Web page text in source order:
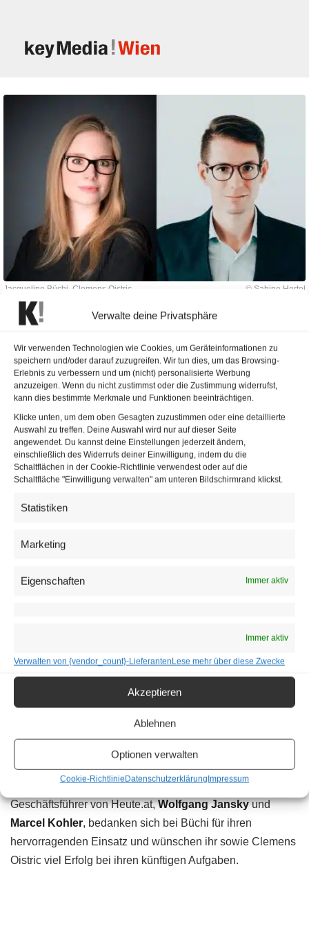
Verwalte deine Privatsphäre
Wir verwenden Technologien wie Cookies, um Geräteinformationen zu
speichern und/oder darauf zuzugreifen. Wir tun dies, um das Browsing-
Erlebnis zu verbessern und um (nicht) personalisierte Werbung
anzuzeigen. Wenn du nicht zustimmst oder die Zustimmung widerrufst,
kann dies bestimmte Merkmale und Funktionen beeinträchtigen.
Klicke unten, um dem oben Gesagten zuzustimmen oder eine detaillierte
Auswahl zu treffen. Deine Auswahl wird nur auf dieser Seite
angewendet. Du kannst deine Einstellungen jederzeit ändern,
einschließlich des Widerrufs deiner Einwilligung, indem du die
Schaltflächen in der Cookie-Richtlinie verwendest oder auf die
Schaltfläche "Einwilligung verwalten" am unteren Bildschirmrand klickst.
Statistiken
Marketing
Eigenschaften Immer aktiv
Immer aktiv
Verwalten von {vendor_count}-LieferantenLese mehr über diese Zwecke
Akzeptieren
Ablehnen
Optionen verwalten
Cookie-RichtlinieDatenschutzerklärungImpressum
Jacqueline Büchi, Clemens Oistric © Sabine Hertel
Wechsel in der
Chefredaktion von
heute.at
8. November 2019 / inMedien / vonRedaktion
Das Newsportals Heute.at meldet einen Wechsel in der
Chefredaktion. Auf eigenem Wunsch verlässtJacqueline
Der war bislang als Chefreporter im Verlag tätig und rückt
Nachrichtenquelle festlegen
Die scheidende Chefredakteurin Jacqueline Büchi hatte
um die Redaktionsabläufe zu optimieren und mit neuen
Formaten für frischen Wind zu sorgen.
Jacqueline Büchi kehrt im Januar 2020 auf eigenen
Wunsch in die Schweiz zurück, wo sie eine neue Funktion
innerhalb derMediengruppe Tamediaübernimmt. Die Co-
Geschäftsführer von Heute.at,Wolfgang Janskyund
Marcel Kohler, bedanken sich bei Büchi für ihren
hervorragenden Einsatz und wünschen ihr sowie Clemens
Oistric viel Erfolg bei ihren künftigen Aufgaben.